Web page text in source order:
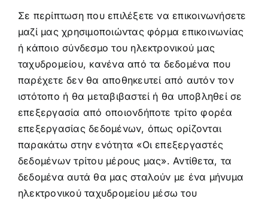
Σε περίπτωση που επιλέξετε να επικοινωνήσετε
μαζί μας χρησιμοποιώντας φόρμα επικοινωνίας
ή κάποιο σύνδεσμο του ηλεκτρονικού μας
ταχυδρομείου, κανένα από τα δεδομένα που
παρέχετε δεν θα αποθηκευτεί από αυτόν τον
ιστότοπο ή θα μεταβιβαστεί ή θα υποβληθεί σε
επεξεργασία από οποιονδήποτε τρίτο φορέα
επεξεργασίας δεδομένων, όπως ορίζονται
παρακάτω στην ενότητα «Οι επεξεργαστές
δεδομένων τρίτου μέρους μας». Αντίθετα, τα
δεδομένα αυτά θα μας σταλούν με ένα μήνυμα
ηλεκτρονικού ταχυδρομείου μέσω του